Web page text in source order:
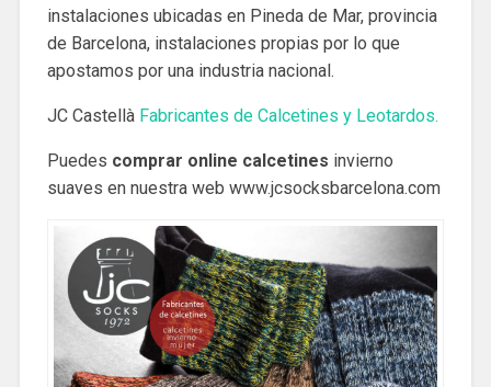
instalaciones ubicadas en Pineda de Mar, provincia
de Barcelona, instalaciones propias por lo que
apostamos por una industria nacional.
JC Castellà Fabricantes de Calcetines y Leotardos.
Puedes comprar online calcetines invierno
suaves en nuestra web www.jcsocksbarcelona.com